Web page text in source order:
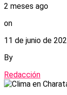
2 meses ago
on
11 de junio de
By
Redacción